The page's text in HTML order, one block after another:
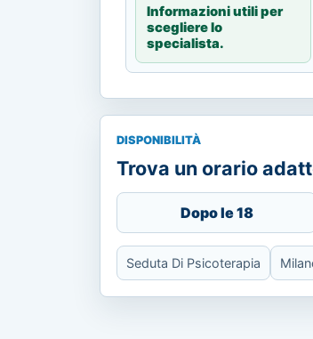
Informazioni utili per
scegliere lo
specialista.
DISPONIBILITÀ
Trova un orario
Dopo le 18
Seduta Di Psicoterapia